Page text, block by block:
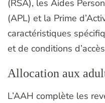
(RSA), les Aides
(APL) et la Prime
caractéristiques
et de conditions
Allocation aux
L’AAH complète les